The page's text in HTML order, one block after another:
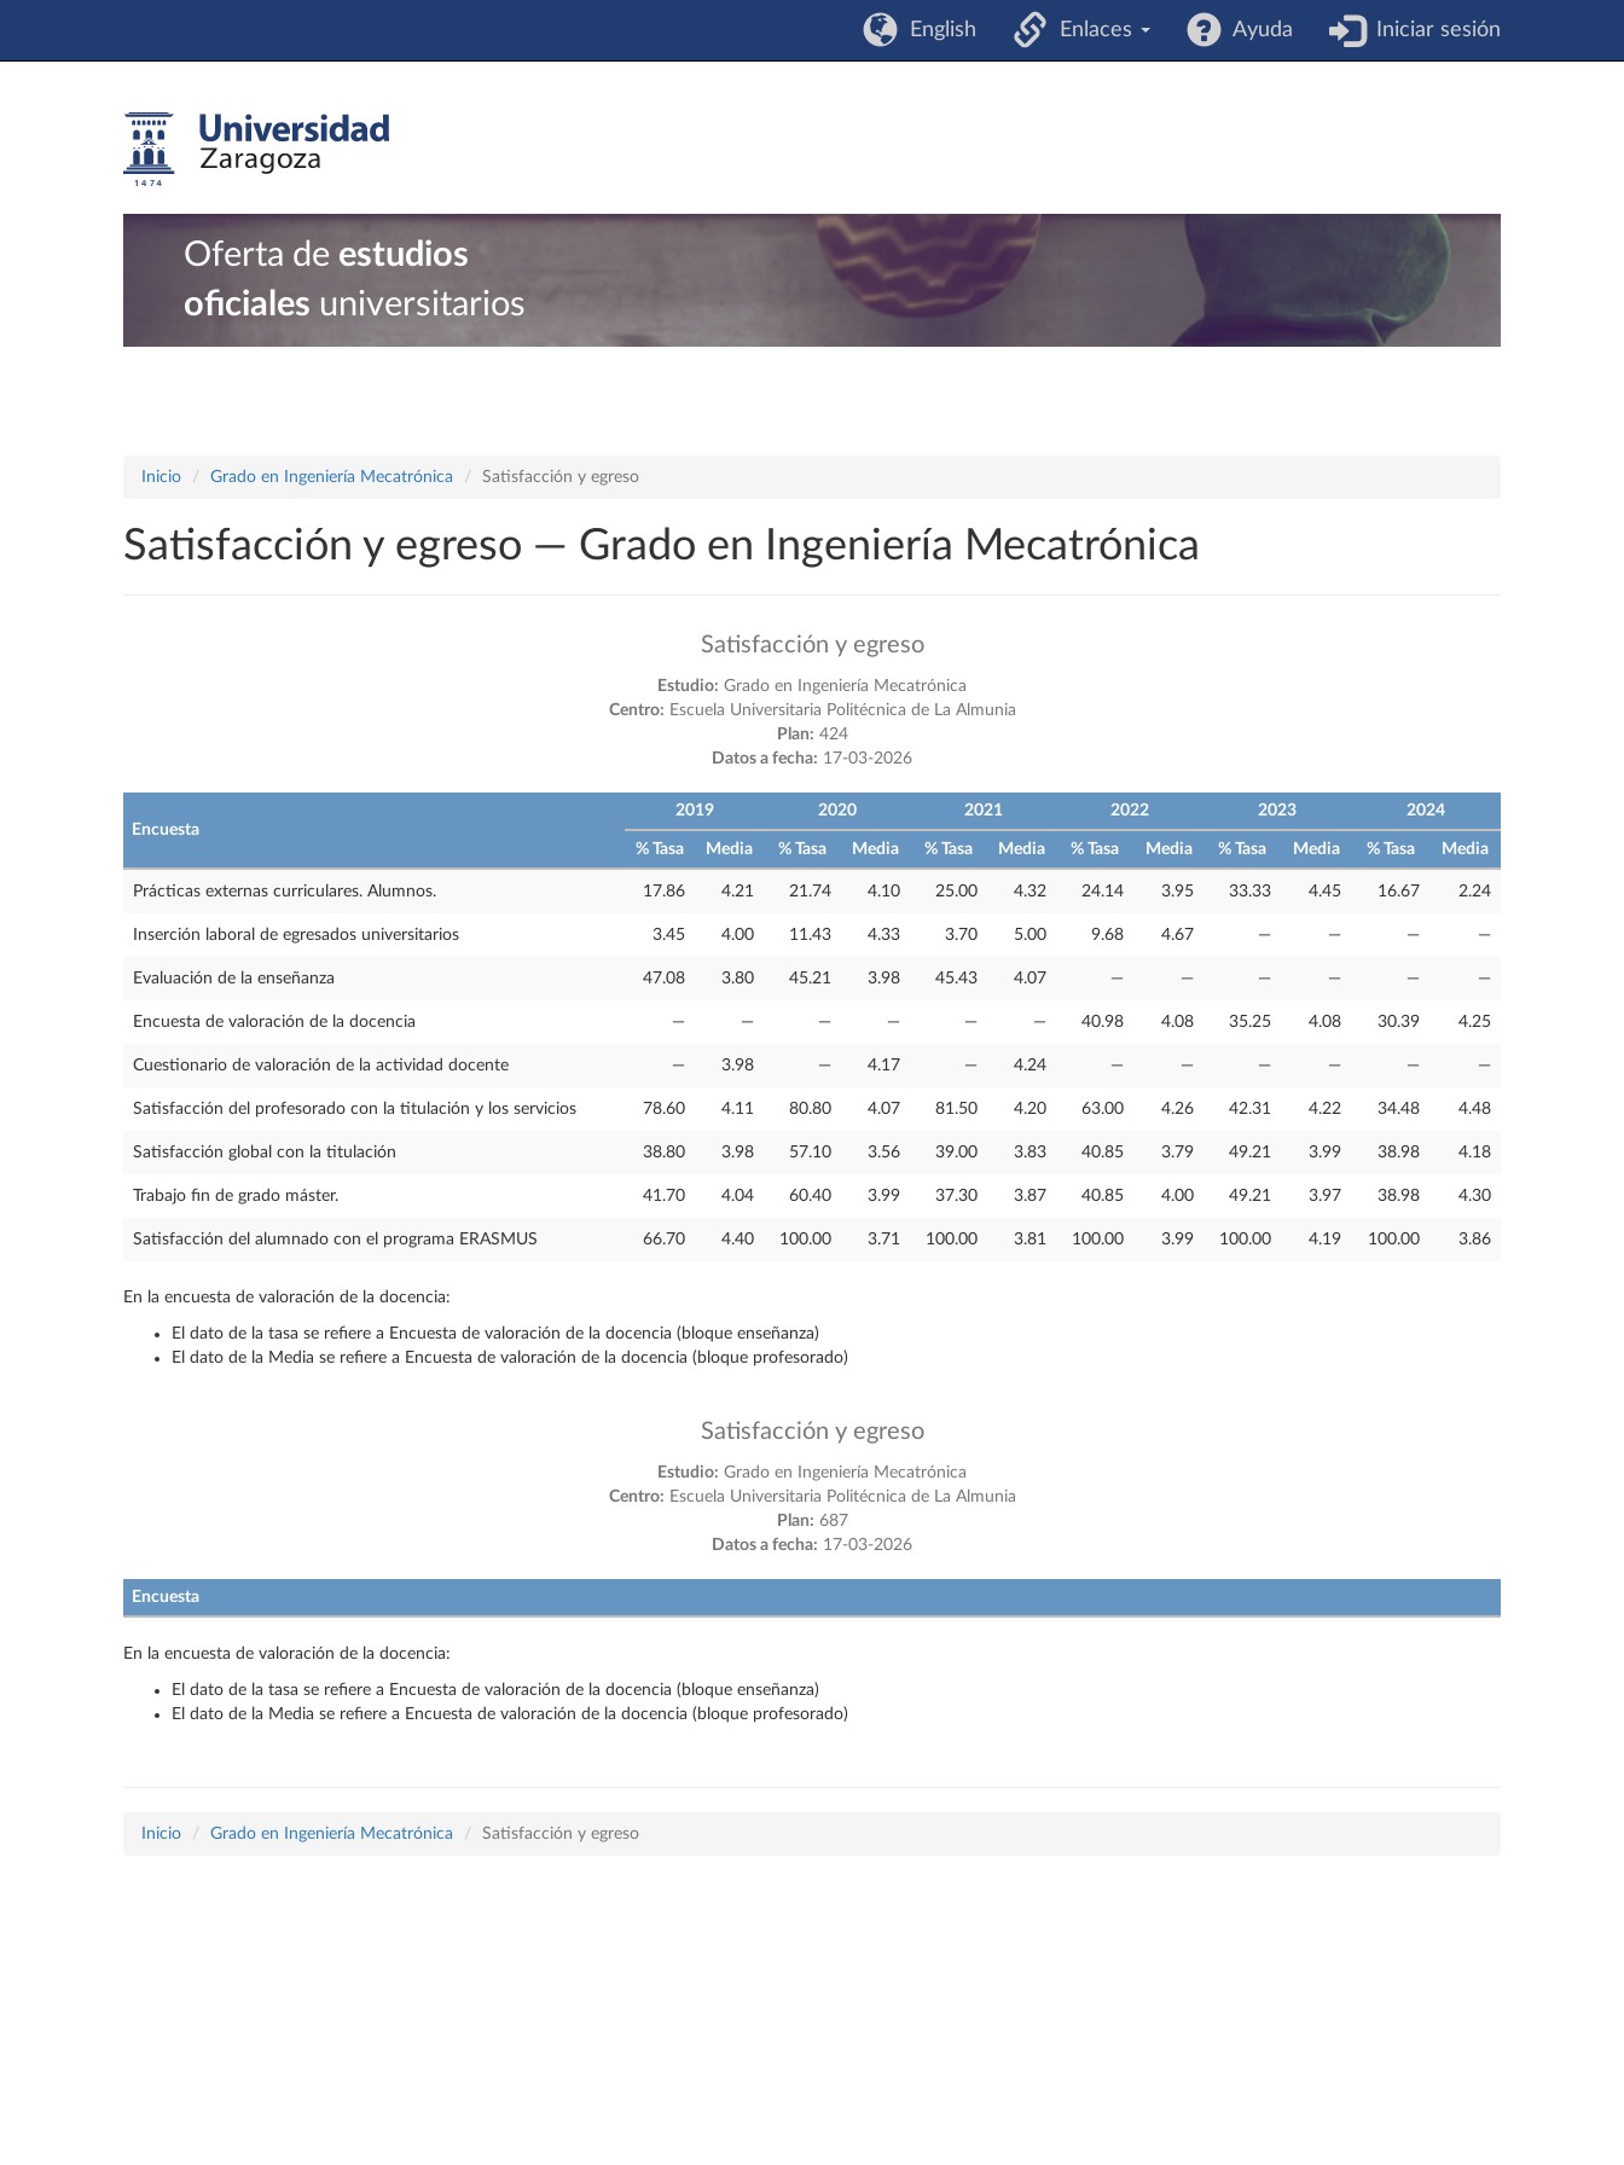
English Enlaces Ayuda Iniciar sesión
Oferta de estudios
oficiales universitarios
Inicio Grado en Ingeniería Mecatrónica Satisfacción y egreso
Satisfacción y egreso — Grado en Ingeniería Mecatrónica
Satisfacción y egreso
Estudio: Grado en Ingeniería Mecatrónica
Centro: Escuela Universitaria Politécnica de La Almunia
Plan: 424
Datos a fecha: 17-03-2026
Encuesta
2019 2020 2021 2022 2023 2024
% Tasa Media % Tasa Media % Tasa Media % Tasa Media % Tasa Media % Tasa Media
Prácticas externas curriculares. Alumnos. 17.86 4.21 21.74 4.10 25.00 4.32 24.14 3.95 33.33 4.45 16.67 2.24
Inserción laboral de egresados universitarios 3.45 4.00 11.43 4.33 3.70 5.00 9.68 4.67 — — — —
Evaluación de la enseñanza 47.08 3.80 45.21 3.98 45.43 4.07 — — — — — —
Encuesta de valoración de la docencia — — — — — — 40.98 4.08 35.25 4.08 30.39 4.25
Cuestionario de valoración de la actividad docente — 3.98 — 4.17 — 4.24 — — — — — —
Satisfacción del profesorado con la titulación y los servicios 78.60 4.11 80.80 4.07 81.50 4.20 63.00 4.26 42.31 4.22 34.48 4.48
Satisfacción global con la titulación 38.80 3.98 57.10 3.56 39.00 3.83 40.85 3.79 49.21 3.99 38.98 4.18
Trabajo fin de grado máster. 41.70 4.04 60.40 3.99 37.30 3.87 40.85 4.00 49.21 3.97 38.98 4.30
Satisfacción del alumnado con el programa ERASMUS 66.70 4.40 100.00 3.71 100.00 3.81 100.00 3.99 100.00 4.19 100.00 3.86
En la encuesta de valoración de la docencia:
El dato de la tasa se refiere a Encuesta de valoración de la docencia (bloque enseñanza)
El dato de la Media se refiere a Encuesta de valoración de la docencia (bloque profesorado)
Satisfacción y egreso
Estudio: Grado en Ingeniería Mecatrónica
Centro: Escuela Universitaria Politécnica de La Almunia
Plan: 687
Datos a fecha: 17-03-2026
Encuesta
En la encuesta de valoración de la docencia:
El dato de la tasa se refiere a Encuesta de valoración de la docencia (bloque enseñanza)
El dato de la Media se refiere a Encuesta de valoración de la docencia (bloque profesorado)
Inicio Grado en Ingeniería Mecatrónica Satisfacción y egreso